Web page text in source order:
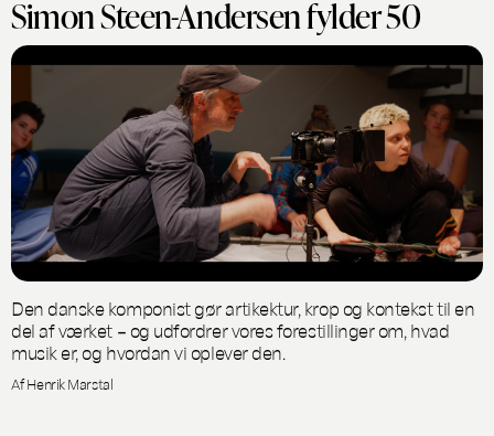
Simon Steen-Andersen fylder 50
Den danske komponist gør artikektur, krop og kontekst til en
del af værket – og udfordrer vores forestillinger om, hvad
musik er, og hvordan vi oplever den.
Af Henrik Marstal